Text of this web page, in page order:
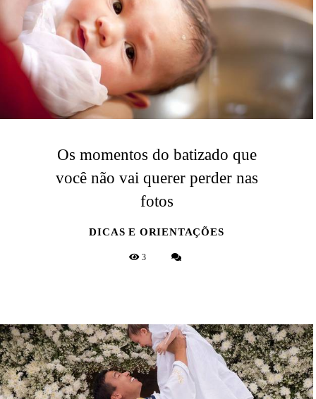
Os momentos do batizado que
você não vai querer perder nas
fotos
DICAS E ORIENTAÇÕES
3